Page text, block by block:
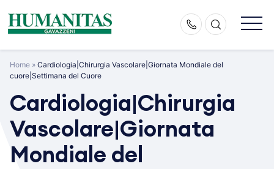
content
Home » Cardiologia|Chirurgia Vascolare|Giornata Mondiale del
cuore|Settimana del Cuore
Cardiologia|Chirurgia
Vascolare|Giornata
Mondiale del